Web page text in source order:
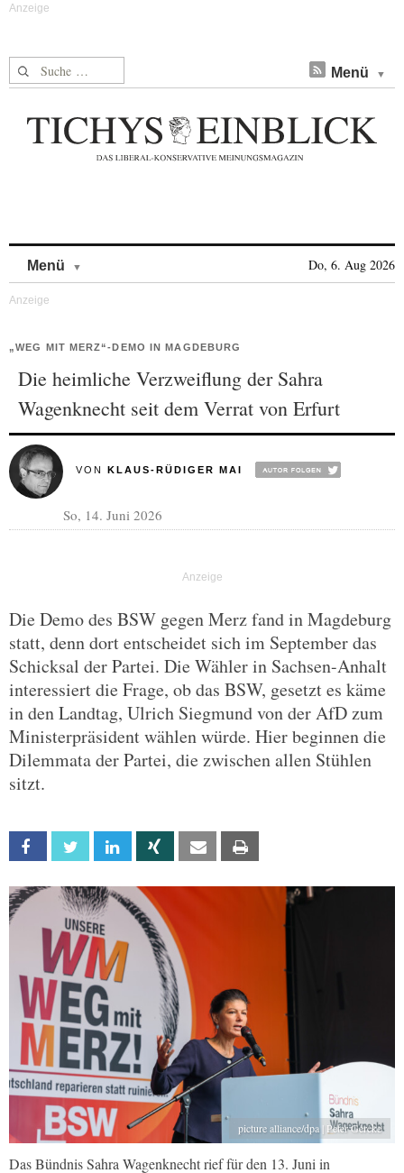
Suche nach: Menü
Menü Do, 6. Aug 2026
„WEG MIT MERZ“-DEMO IN MAGDEBURG
Die heimliche Verzweiflung der Sahra
Wagenknecht seit dem Verrat von Erfurt
VON KLAUS-RÜDIGER MAI
So, 14. Juni 2026
Die Demo des BSW gegen Merz fand in Magdeburg
statt, denn dort entscheidet sich im September das
Schicksal der Partei. Die Wähler in Sachsen-Anhalt
interessiert die Frage, ob das BSW, gesetzt es käme
in den Landtag, Ulrich Siegmund von der AfD zum
Ministerpräsident wählen würde. Hier beginnen die
Dilemmata der Partei, die zwischen allen Stühlen
sitzt.
Facebook Twitter Linkedin Xing Email
picture alliance/dpa | Peter Gercke
Das Bündnis Sahra Wagenknecht rief für den 13. Juni in